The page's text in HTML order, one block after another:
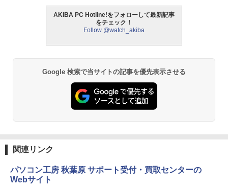
AKIBA PC Hotline!をフォローして最新記事
をチェック！
Follow @watch_akiba
Google 検索で当サイトの記事を優先表示させる
関連リンク
パソコン工房 秋葉原 サポート受付・買取センターの
Webサイト